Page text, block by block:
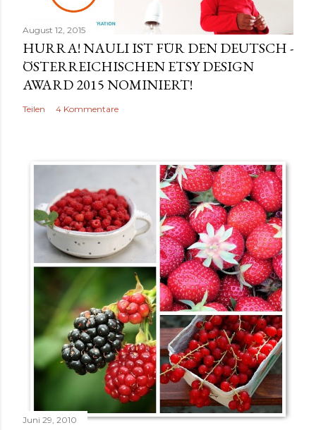
August 12, 2015
HURRA! NAULI IST FÜR DEN DEUTSCH -
ÖSTERREICHISCHEN ETSY DESIGN
AWARD 2015 NOMINIERT!
Teilen 4 Kommentare
Juni 29, 2010